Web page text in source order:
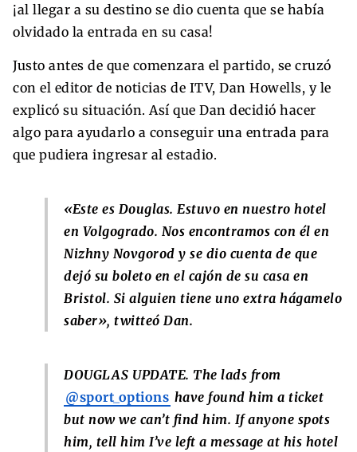
¡al llegar a su destino se dio cuenta que se había
olvidado la entrada en su casa!
Justo antes de que comenzara el partido, se cruzó
con el editor de noticias de ITV, Dan Howells, y le
explicó su situación. Así que Dan decidió hacer
algo para ayudarlo a conseguir una entrada para
que pudiera ingresar al estadio.
«Este es Douglas. Estuvo en nuestro hotel
en Volgogrado. Nos encontramos con él en
Nizhny Novgorod y se dio cuenta de que
dejó su boleto en el cajón de su casa en
Bristol. Si alguien tiene uno extra hágamelo
saber», twitteó Dan.
DOUGLAS UPDATE. The lads from
@sport_options have found him a ticket
but now we can’t find him. If anyone spots
him, tell him I’ve left a message at his hotel